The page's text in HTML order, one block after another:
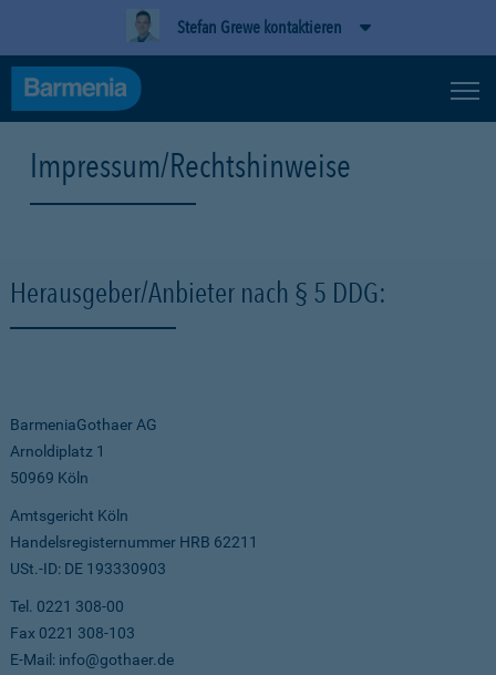
Stefan Grewe kontaktieren
Impressum/Rechtshinweise
Herausgeber/Anbieter nach § 5 DDG:
BarmeniaGothaer AG
Arnoldiplatz 1
50969 Köln
Amtsgericht Köln
Handelsregisternummer HRB 62211
USt.-ID: DE 193330903
Tel. 0221 308-00
Fax 0221 308-103
E-Mail: info@gothaer.de